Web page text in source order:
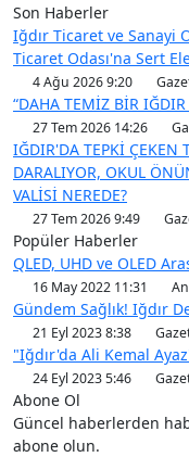
Son Haberler
Iğdır Ticaret ve Sanayi
Ticaret Odası'na Sert
4 Ağu 2026 9:20
“DAHA TEMİZ BİR
27 Tem 2026 14:26
IĞDIR'DA TEPKİ ÇEKEN
DARALIYOR, OKUL
VALİSİ NEREDE?
27 Tem 2026 9:49
Popüler Haberler
QLED, UHD ve OLED
16 May 2022 11:31
Gündem Sağlık! Iğdır
21 Eyl 2023 8:38
"Iğdır'da Ali Kemal
24 Eyl 2023 5:46
Abone Ol
Güncel haberlerden
abone olun.